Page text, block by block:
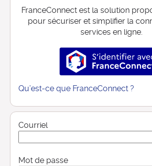
FranceConnect est la solution
pour sécuriser et simplifier la
services en ligne.
Qu’est-ce que FranceConnect ?
Courriel
Mot de passe